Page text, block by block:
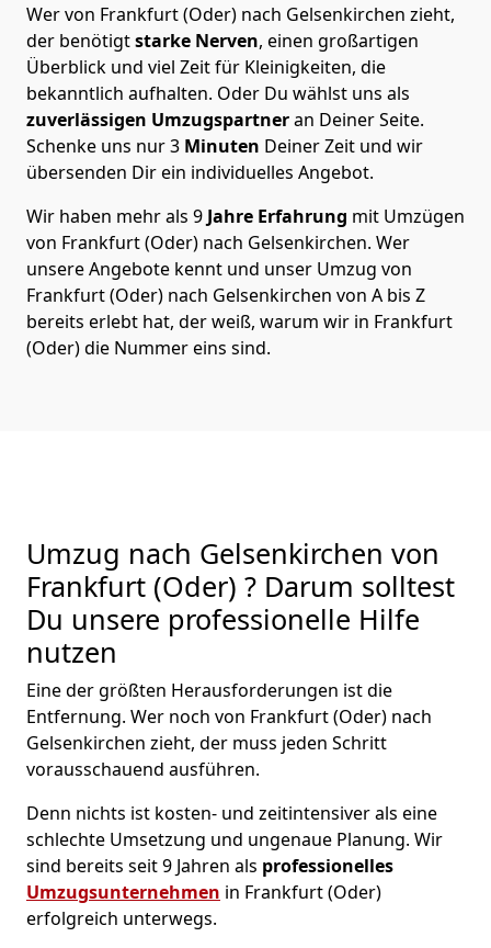
Wer von Frankfurt (Oder) nach Gelsenkirchen zieht,
der benötigtstarke Nerven, einen großartigen
Überblick und viel Zeit für Kleinigkeiten, die
bekanntlich aufhalten. Oder Du wählst uns als
zuverlässigen Umzugspartneran Deiner Seite.
Schenke uns nur3 Minuten Deiner Zeit und wir
übersenden Dir ein individuelles Angebot.
Wir haben mehr als 9 Jahre Erfahrung mit Umzügen
von Frankfurt (Oder) nach Gelsenkirchen. Wer
unsere Angebote kennt und unser Umzug von
Frankfurt (Oder) nach Gelsenkirchen von A bis Z
bereits erlebt hat, der weiß, warum wir in Frankfurt
(Oder) die Nummer eins sind.
Umzug nach Gelsenkirchen von
Frankfurt (Oder) ? Darum solltest
Du unsere professionelle Hilfe
nutzen
Eine der größten Herausforderungen ist die
Entfernung. Wer noch von Frankfurt (Oder) nach
Gelsenkirchen zieht, der muss jeden Schritt
vorausschauend ausführen.
Denn nichts ist kosten- und zeitintensiver als eine
schlechte Umsetzung und ungenaue Planung. Wir
sind bereits seit 9 Jahren als professionelles
Umzugsunternehmen in Frankfurt (Oder)
erfolgreich unterwegs.